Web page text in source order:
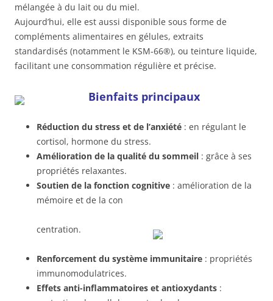
mélangée à du lait ou du miel.
Aujourd’hui, elle est aussi disponible sous forme de
compléments alimentaires en gélules, extraits
standardisés (notamment le KSM-66®), ou teinture liquide,
facilitant une consommation régulière et précise.
Bienfaits principaux
Réduction du stress et de l’anxiété : en régulant le
cortisol, hormone du stress.
Amélioration de la qualité du sommeil : grâce à ses
propriétés relaxantes.
Soutien de la fonction cognitive : amélioration de la
mémoire et de la con
centration.
Renforcement du système immunitaire : propriétés
immunomodulatrices.
Effets anti-inflammatoires et antioxydants :